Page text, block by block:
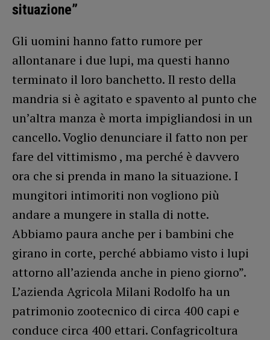
situazione”
Gli uomini hanno fatto rumore per
allontanare i due lupi, ma questi hanno
terminato il loro banchetto. Il resto della
mandria si è agitato e spavento al punto che
un’altra manza è morta impigliandosi in un
cancello. Voglio denunciare il fatto non per
fare del vittimismo , ma perché è davvero
ora che si prenda in mano la situazione. I
mungitori intimoriti non vogliono più
andare a mungere in stalla di notte.
Abbiamo paura anche per i bambini che
girano in corte, perché abbiamo visto i lupi
attorno all’azienda anche in pieno giorno”.
L’azienda Agricola Milani Rodolfo ha un
patrimonio zootecnico di circa 400 capi e
conduce circa 400 ettari. Confagricoltura